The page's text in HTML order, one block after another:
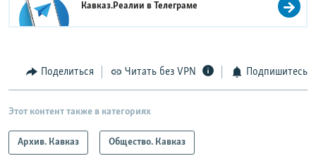
Кавказ.Реалии вТелеграме
Поделиться Читать без VPN Подпишитесь
Этот контент также в категориях
Архив. Кавказ Общество. Кавказ